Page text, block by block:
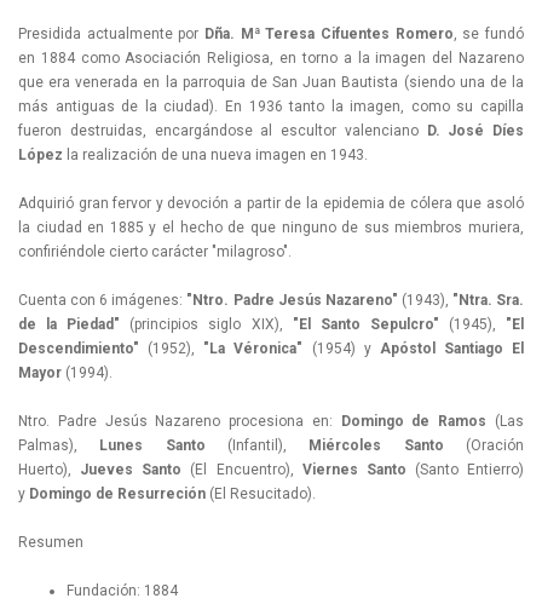
Presidida actualmente por Dña. Mª Teresa Cifuentes Romero, se fundó
en 1884 como Asociación Religiosa, en torno a la imagen del Nazareno
que era venerada en la parroquia de San Juan Bautista (siendo una de la
más antiguas de la ciudad). En 1936 tanto la imagen, como su capilla
fueron destruidas, encargándose al escultor valenciano
D. José Díes
López la realización de una nueva imagen en 1943.
Adquirió gran fervor y devoción a partir de la epidemia de cólera que asoló
la ciudad en 1885 y el hecho de que ninguno de sus miembros muriera,
confiriéndole cierto carácter "milagroso".
Cuenta con 6 imágenes: "Ntro. Padre Jesús Nazareno" (1943), "Ntra. Sra.
de la Piedad" (principios siglo XIX), "El Santo Sepulcro" (1945), "El
Descendimiento" (1952), "La Véronica" (1954) y Apóstol Santiago El
Mayor (1994).
Ntro. Padre Jesús Nazareno procesiona en: Domingo de Ramos (Las
Palmas),
Lunes Santo (Infantil), Miércoles Santo (Oración
Huerto), Jueves Santo (El Encuentro), Viernes Santo (Santo Entierro)
y Domingo de Resurreción (El Resucitado).
Resumen
Fundación: 1884